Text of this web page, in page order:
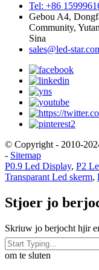
Tel: +86
Gebou A4,
Community,
Sina
sales@led-
© Copyright - 2010-
- Sitemap
P0.9 Led Display, P2
Transparant Led skerm,
Stjoer jo
Skriuw jo berjocht hjir
om te sluten